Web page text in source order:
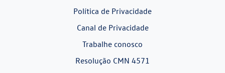
Política de Privacidade
Canal de Privacidade
Trabalhe conosco
Resolução CMN 4571